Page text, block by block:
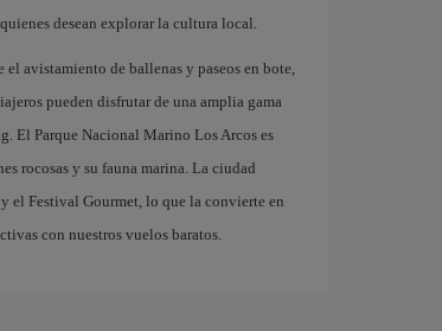
desean explorar la cultura local.
avistamiento de ballenas y paseos en bote,
pueden disfrutar de una amplia gama
El Parque Nacional Marino Los Arcos es
rocosas y su fauna marina. La ciudad
el Festival Gourmet, lo que la convierte en
con nuestros vuelos baratos.